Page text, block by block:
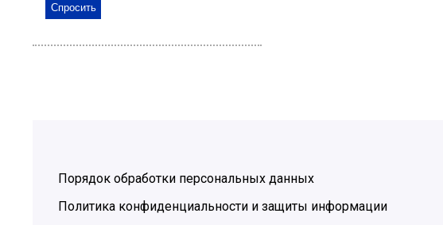
Порядок обработки персональных данных
Политика конфиденциальности и защиты информации